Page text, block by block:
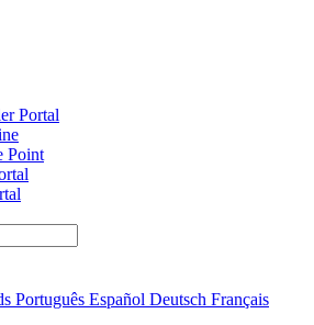
Portal
Point
Português Español Deutsch Français